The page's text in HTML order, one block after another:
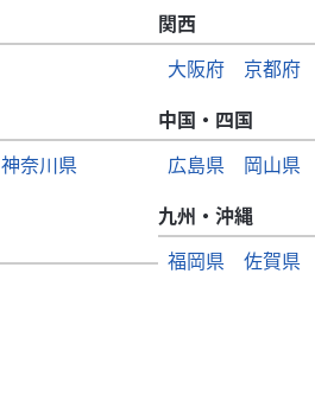
神奈川県
関西
大阪府
京都府
中国・四国
広島県
岡山県
九州・沖縄
福岡県
佐賀県